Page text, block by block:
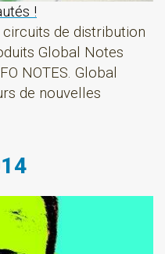
!
de distribution
Global Notes
NOTES. Global
de nouvelles